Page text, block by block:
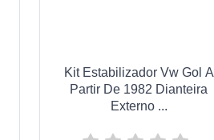
Kit Estabilizador Vw Gol A
Partir De 1982 Dianteira
Externo ...